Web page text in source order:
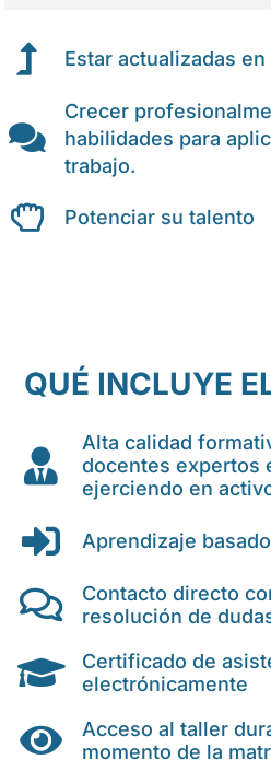
Estar actualizadas
Crecer
habilidades para
trabajo.
Potenciar su talento
QUÉ INCLUYE
Alta calidad
docentes expertos
ejerciendo en
Aprendizaje
Contacto directo
resolución de
Certificado de
electrónicamente
Acceso al taller
momento de la